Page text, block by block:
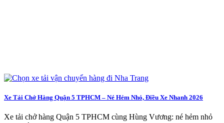
Xe Tải Chở Hàng Quận 5 TPHCM – Né Hẻm Nhỏ, Điều Xe Nhanh 2026
Xe tải chở hàng Quận 5 TPHCM cùng Hùng Vương: né hẻm nhỏ